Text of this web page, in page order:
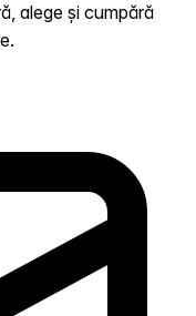
alege și cumpără